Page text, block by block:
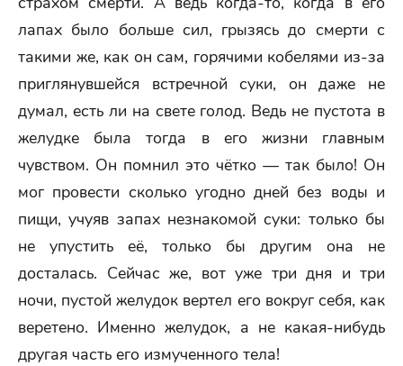
лапах было больше сил, грызясь до смерти с
такими же, как он сам, горячими кобелями из-за
приглянувшейся встречной суки, он даже не
думал, есть ли на свете голод. Ведь не пустота в
желудке была тогда в его жизни главным
чувством. Он помнил это чётко — так было! Он
мог провести сколько угодно дней без воды и
пищи, учуяв запах незнакомой суки: только бы
не упустить её, только бы другим она не
досталась. Сейчас же, вот уже три дня и три
ночи, пустой желудок вертел его вокруг себя, как
веретено. Именно желудок, а не какая-нибудь
другая часть его измученного тела!